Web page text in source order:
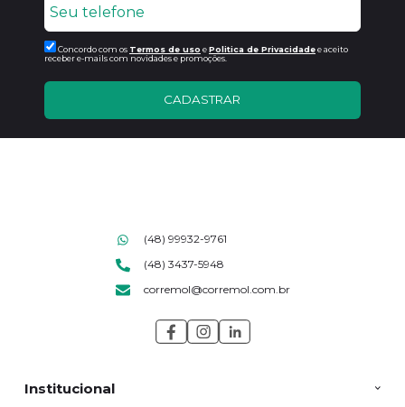
Concordo com os Termos de uso ePolitica de Privacidadee aceito
receber e-mails com novidades e promoções.
CADASTRAR
Institucional
(48) 99932-9761
(48) 3437-5948
corremol@corremol.com.br